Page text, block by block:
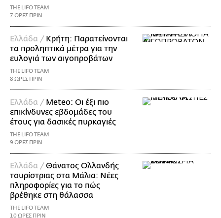
THE LIFO TEAM
7 ΩΡΕΣ ΠΡΙΝ
Ελλάδα / Κρήτη: Παρατείνονται
τα προληπτικά μέτρα για την
ευλογιά των αιγοπροβάτων
THE LIFO TEAM
8 ΩΡΕΣ ΠΡΙΝ
Ελλάδα / Meteo: Οι έξι πιο
επικίνδυνες εβδομάδες του
έτους για δασικές πυρκαγιές
THE LIFO TEAM
9 ΩΡΕΣ ΠΡΙΝ
Ελλάδα /Θάνατος Ολλανδής
τουρίστριας στα Μάλια: Νέες
πληροφορίες για το πώς
βρέθηκε στη θάλασσα
THE LIFO TEAM
10 ΩΡΕΣ ΠΡΙΝ